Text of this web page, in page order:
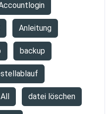
Anleitung
backup
datei löschen